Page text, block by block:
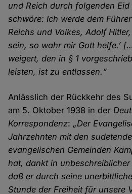
und Reich durch folgenden Eid
schwöre: Ich werde dem
Reichs und Volkes, Adolf
sein, so wahr mir Gott helfe.’
weigert, den in § 1
leisten, ist zu entlassen.“
Anlässlich der Rückkehr des
am 5. Oktober 1938 in der
Korrespondenz: „Der
Jahrzehnten mit den
evangelischen Gemeinden
hat, dankt in unbeschreiblicher
daß er durch seine
Stunde der Freiheit für unsere